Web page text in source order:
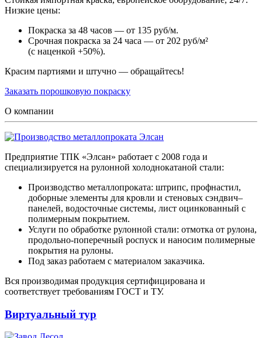
Низкие цены:
Покраска за 48 часов — от 135 руб/м.
Срочная покраска за 24 часа — от 202 руб/м²
(с наценкой +50%).
Красим партиями и штучно — обращайтесь!
Заказать порошковую покраску
О компании
Предприятие ТПК «Элсан» работает с 2008 года и
специализируется на рулонной холоднокатаной стали:
Производство металлопроката: штрипс, профнастил,
доборные элементы для кровли и стеновых сэндвич–
панелей, водосточные системы, лист оцинкованный с
полимерным покрытием.
Услуги по обработке рулонной стали: отмотка от рулона,
продольно-поперечный роспуск и наносим полимерные
покрытия на рулоны.
Под заказ работаем с материалом заказчика.
Вся производимая продукция сертифицирована и
соответствует требованиям ГОСТ и ТУ.
Виртуальный тур